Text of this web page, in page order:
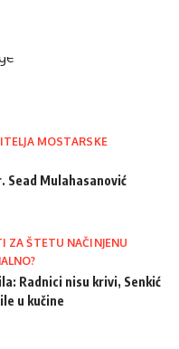
MOSTARSKE
Sead Mulahasanović
ZA ŠTETU NAČINJENU
Radnici nisu krivi, Senkić
u kučine